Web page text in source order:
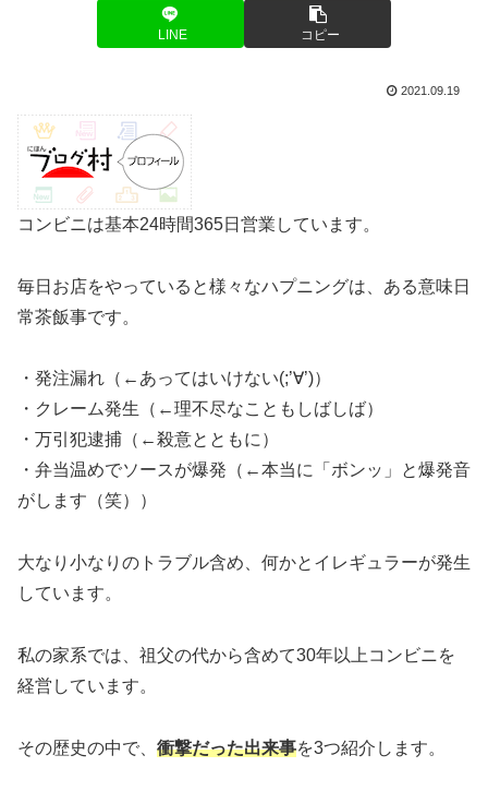
LINE コピー
2021.09.19
コンビニは基本24時間365日営業しています。
毎日お店をやっていると様々なハプニングは、ある意味日
常茶飯事です。
・発注漏れ（←あってはいけない(;’∀’)）
・クレーム発生（←理不尽なこともしばしば）
・万引犯逮捕（←殺意とともに）
・弁当温めでソースが爆発（←本当に「ボンッ」と爆発音
がします（笑））
大なり小なりのトラブル含め、何かとイレギュラーが発生
しています。
私の家系では、祖父の代から含めて30年以上コンビニを
経営しています。
その歴史の中で、 衝撃だった出来事を3つ紹介します。